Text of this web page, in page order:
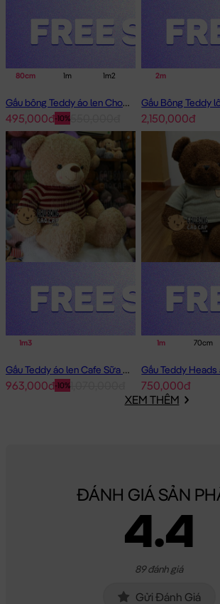
80cm 1m 1m2 1m6
Gấu bông Teddy áo len Choco
-10%
495,000đ
2m
2,150,000đ
1m3
Gấu Teddy áo len Cafe Sữa - Size: 1m2
-10%
963,000đ
1m 70cm
Gấu Teddy Heads
750,000đ
XEM THÊM
ĐÁNH GIÁ SẢN
4.4
89 đánh giá
Gửi Đánh Giá